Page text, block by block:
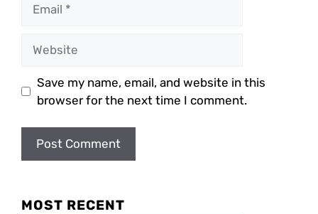
Save my name, email, and website in this
browser for the next time I comment.
MOST RECENT